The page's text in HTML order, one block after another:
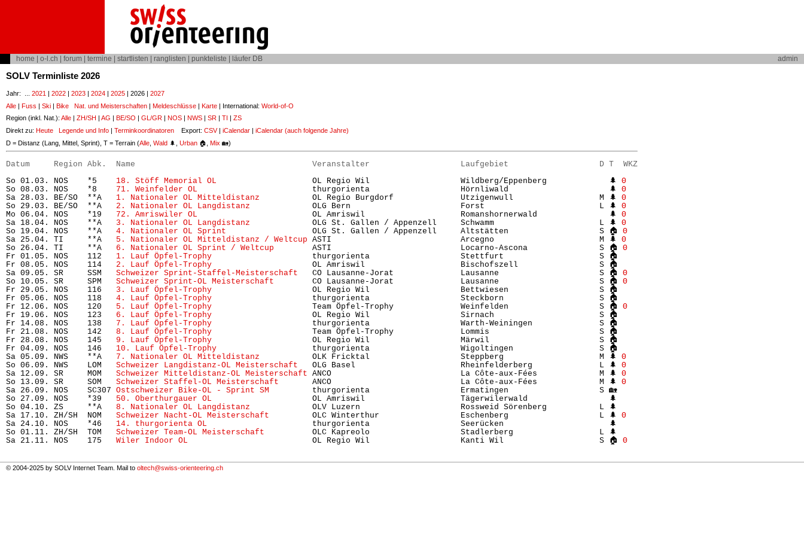
home o-l.ch forum termine startlisten ranglisten punkteliste läufer DB admin
SOLV Terminliste 2026
Jahr: ... 2021 | 2022 | 2023 | 2024 | 2025 | 2026 | 2027
Alle | Fuss | Ski | Bike Nat. und Meisterschaften | Meldeschlüsse | Karte | International: World-of-O
Region (inkl. Nat.): Alle ZH/SH AG BE/SO GL/GR NOS NWS SR TI
ZS
Direkt zu: Heute Legende und Info | Terminkoordinatoren Export: CSV| iCalendar | iCalendar (auch folgende Jahre)
D = Distanz (Lang, Mittel, Sprint), T = Terrain (Alle Wald 🌲, Urban 🏠, Mix 🏡)
Datum     Region Abk.  Name                                     Veranstalter                   Laufgebiet                   D T  WKZ
So 01.03. NOS    *5 18. Stöff Memorial OL
                    OL Regio Wil                   Wildberg/Eppenberg             🌲
Θ
So 08.03. NOS    *8 71. Weinfelder OL
                        thurgorienta                   Hörnliwald                     🌲
Θ
Sa 28.03. BE/SO  **A 1. Nationaler OL Mitteldistanz
           OL Regio Burgdorf              Utzigenwull                  M 🌲
Θ
So 29.03. BE/SO  **A 2. Nationaler OL Langdistanz
             OLG Bern                       Forst                        L 🌲
Θ
Mo 06.04. NOS    *19 72. Amriswiler OL
                        OL Amriswil                    Romanshornerwald               🌲
Θ
Sa 18.04. NOS    **A 3. Nationaler OL Langdistanz
             OLG St. Gallen / Appenzell     Schwamm                      L 🌲
Θ
So 19.04. NOS    **A 4. Nationaler OL Sprint
                  OLG St. Gallen / Appenzell     Altstätten                   S 🏠
Θ
Sa 25.04. TI     **A 5. Nationaler OL Mitteldistanz / Weltcup ASTI                           Arcegno                      M 🌲 Θ
So 26.04. TI     **A 6. Nationaler OL Sprint / Weltcup
        ASTI                           Locarno-Ascona               S 🏠
Θ
Fr 01.05. NOS    112 1. Lauf Öpfel-Trophy
                     thurgorienta                   Stettfurt                    S 🏠
Fr 08.05. NOS    114 2. Lauf Öpfel-Trophy
                     OL Amriswil                    Bischofszell                 S 🏠
Sa 09.05. SR     SSM Schweizer Sprint-Staffel-Meisterschaft
   CO Lausanne-Jorat              Lausanne                     S 🏠
Θ
So 10.05. SR     SPM Schweizer Sprint-OL Meisterschaft
        CO Lausanne-Jorat              Lausanne                     S 🏠
Θ
Fr 29.05. NOS    116 3. Lauf Öpfel-Trophy
                     OL Regio Wil                   Bettwiesen                   S 🏠
Fr 05.06. NOS    118 4. Lauf Öpfel-Trophy
                    thurgorienta                   Steckborn                    S 🏠
Fr 12.06. NOS    120 5. Lauf Öpfel-Trophy
                     Team Öpfel-Trophy              Weinfelden                   S 🏠
Θ
Fr 19.06. NOS    123 6. Lauf Öpfel-Trophy
Fr 14.08. NOS    138 7. Lauf Öpfel-Trophy
                     thurgorienta                   Warth-Weiningen              S 🏠
Fr 21.08. NOS    142 8. Lauf Öpfel-Trophy
                    Team Öpfel-Trophy              Lommis                       S 🏠
Fr 28.08. NOS    145 9. Lauf Öpfel-Trophy
                     OL Regio Wil                   Märwil                       S 🏠
Fr 04.09. NOS    146 10. Lauf Öpfel-Trophy
                    thurgorienta                   Wigoltingen                  S 🏠
Sa 05.09. NWS    **A 7. Nationaler OL Mitteldistanz
           OLK Fricktal                   Steppberg                    M 🌲
Θ
So 06.09. NWS    LOM Schweizer Langdistanz-OL Meisterschaft
   OLG Basel                      Rheinfelderberg              L 🌲
Θ
Sa 12.09. SR     MOM Schweizer Mitteldistanz-OL Meisterschaft ANCO                           La Côte-aux-Fées             M 🌲 Θ
So 13.09. SR     SOM Schweizer Staffel-OL Meisterschaft
       ANCO                           La Côte-aux-Fées             M 🌲
Θ
Sa 26.09. NOS    SC307 Ostschweizer Bike-OL - Sprint SM
         thurgorienta                   Ermatingen                   S 🏡
So 27.09. NOS    *39 50. Oberthurgauer OL
                     OL Amriswil                    Tägerwilerwald                 🌲
So 04.10. ZS     **A 8. Nationaler OL Langdistanz
             OLV Luzern                     Rossweid Sörenberg           L 🌲
Sa 17.10. ZH/SH  NOM Schweizer Nacht-OL Meisterschaft
         OLC Winterthur                 Eschenberg                   L 🌲
Θ
Sa 24.10. NOS    *46 14. thurgorienta OL
                      thurgorienta                   Seerücken                      🌲
So 01.11. ZH/SH  TOM Schweizer Team-OL Meisterschaft
          OLC Kapreolo                   Stadlerberg                  L 🌲
Sa 21.11. NOS    175 Wiler Indoor OL
                          OL Regio Wil                   Kanti Wil                    S 🏠
Θ
© 2004-2025 by SOLV Internet Team. Mail to oltech@swiss-orienteering.ch